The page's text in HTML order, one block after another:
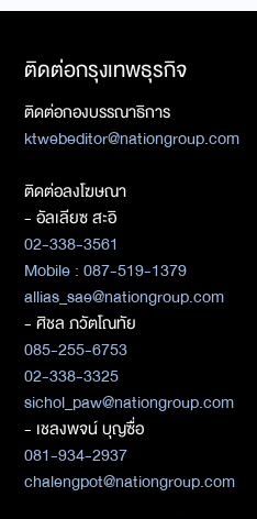
ติดต่อกรุงเทพธุรกิจ
ติดต่อกองบรรณาธิการ
ktwebeditor@nationgroup.com
ติดต่อลงโฆษณา
- อัลเลียซ สะอิ
02-338-3561
Mobile : 087-519-1379
allias_sae@nationgroup.com
- ศิชล ภวัตโณทัย
085-255-6753
02-338-3325
sichol_paw@nationgroup.com
- เชลงพจน์ บุญซื่อ
081-934-2937
chalengpot@nationgroup.com